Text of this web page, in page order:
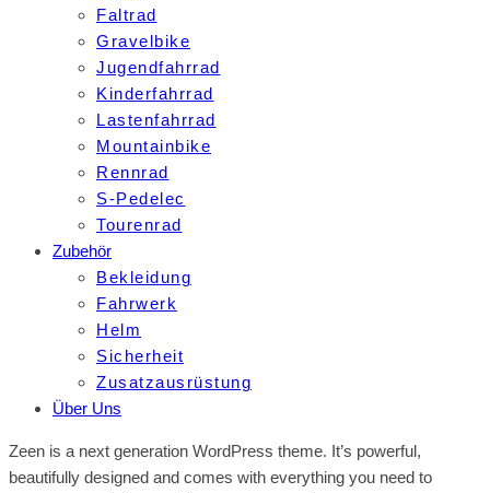
Faltrad
Gravelbike
Jugendfahrrad
Kinderfahrrad
Lastenfahrrad
Mountainbike
Rennrad
S-Pedelec
Tourenrad
Zubehör
Bekleidung
Fahrwerk
Helm
Sicherheit
Zusatzausrüstung
Über Uns
Zeen is a next generation WordPress theme. It’s powerful,
beautifully designed and comes with everything you need to